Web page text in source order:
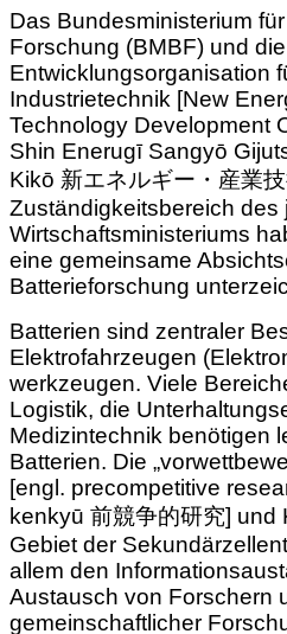
Das Bundesministerium
Forschung (BMBF) und die
Entwicklungsorganisation
Industrietechnik [New
Technology Development
Shin Enerugī Sangyō
Kikō 新エネルギー・産業
Zuständigkeitsbereich des
Wirtschaftsministeriums
eine gemeinsame
Batterieforschung
Batterien sind zentraler
Elektrofahrzeugen
werkzeugen. Viele
Logistik, die
Medizintechnik benötigen
Batterien. Die
[engl. precompetitive
kenkyū 前競争的研究] und
Gebiet der
allem den
Austausch von Forschern
gemeinschaftlicher